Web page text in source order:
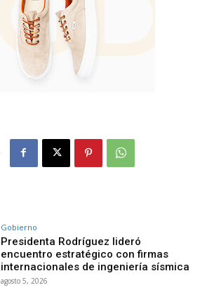
Gobierno
Presidenta Rodríguez lideró
encuentro estratégico con firmas
internacionales de ingeniería sísmica
agosto 5, 2026